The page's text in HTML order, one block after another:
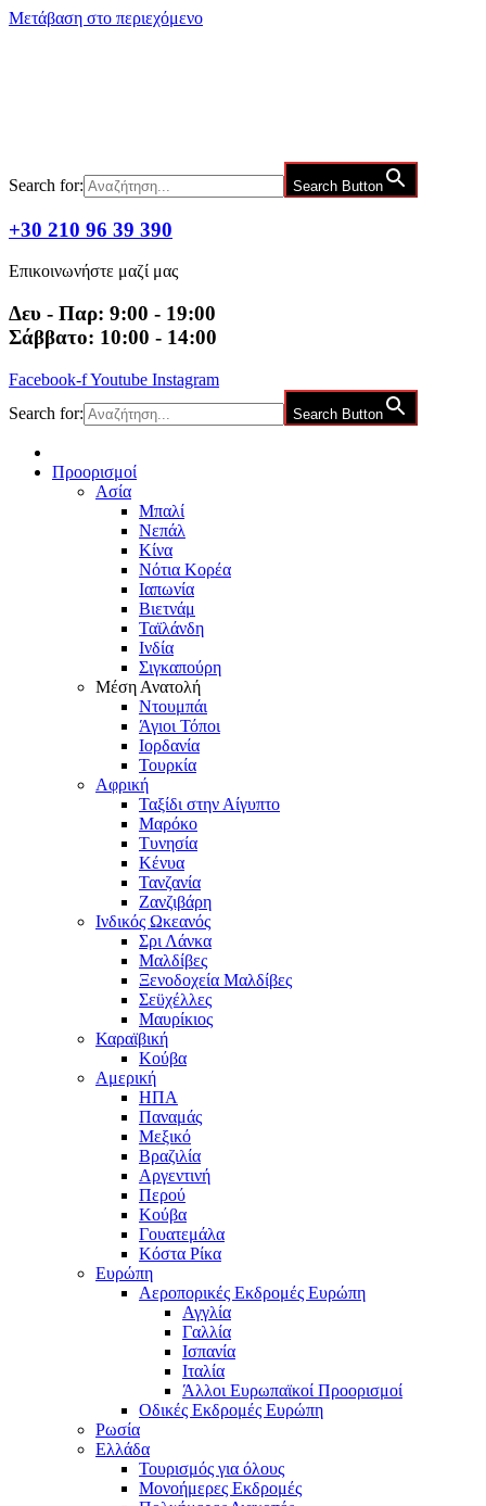
Μετάβαση στο περιεχόμενο
Search for: Search Button
+30 210 96 39 390
Επικοινωνήστε μαζί μας
Δευ - Παρ: 9:00 - 19:00
Σάββατο: 10:00 - 14:00
Facebook-fYoutube Instagram
Search for:
Search Button
Προορισμοί
Ασία
Μπαλί
Νεπάλ
Κίνα
Νότια Κορέα
Ιαπωνία
Βιετνάμ
Ταϊλάνδη
Ινδία
Σιγκαπούρη
Μέση Ανατολή
Ντουμπάι
Άγιοι Τόποι
Ιορδανία
Τουρκία
Αφρική
Ταξίδι στην Αίγυπτο
Μαρόκο
Τυνησία
Κένυα
Τανζανία
Ζανζιβάρη
Ινδικός Ωκεανός
Σρι Λάνκα
Μαλδίβες
Ξενοδοχεία Μαλδίβες
Σεϋχέλλες
Μαυρίκιος
Καραϊβική
Κούβα
Αμερική
ΗΠΑ
Παναμάς
Μεξικό
Βραζιλία
Αργεντινή
Περού
Κούβα
Γουατεμάλα
Κόστα Ρίκα
Ευρώπη
Αεροπορικές Εκδρομές Ευρώπη
Αγγλία
Γαλλία
Ισπανία
Ιταλία
Άλλοι Ευρωπαϊκοί Προορισμοί
Οδικές Εκδρομές Ευρώπη
Ρωσία
Ελλάδα
Τουρισμός για όλους
Mονοήμερες Εκδρομές